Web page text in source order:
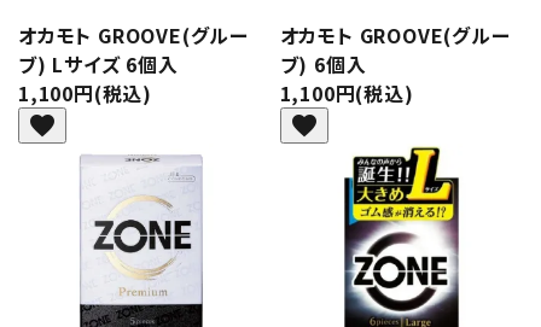
オカモト GROOVE(グルー
ブ) Lサイズ 6個入
1,100円(税込)
favorite
オカモト GROOVE(グルー
ブ) 6個入
1,100円(税込)
favorite